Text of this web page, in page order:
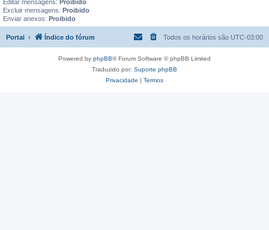
Editar mensagens: Proibido
Excluir mensagens: Proibido
Enviar anexos: Proibido
Portal Índice do fórum Todos os horários são UTC-03:00
Powered by phpBB® Forum Software © phpBB Limited
Traduzido por: Suporte phpBB
Privacidade | Termos